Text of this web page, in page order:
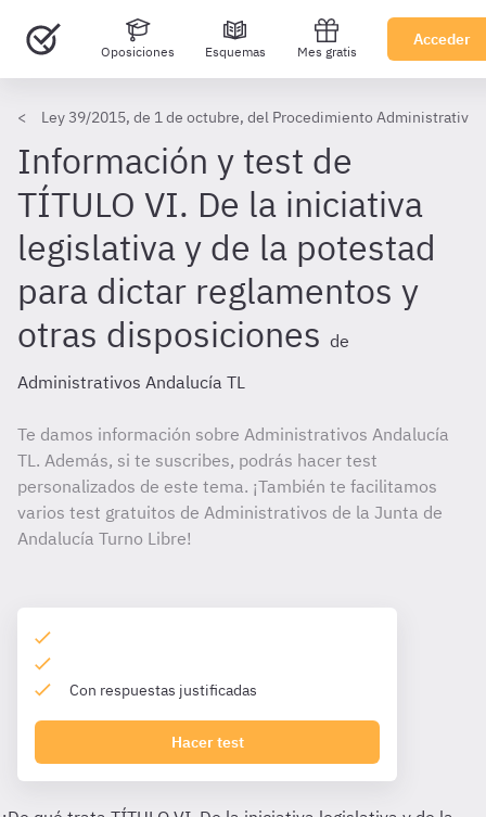
Oposiciones Esquemas Mes gratis
Acceder
Ley 39/2015, de 1 de octubre, del Procedimiento Administrativo
Información y test de
TÍTULO VI. De la iniciativa
legislativa y de la potestad
para dictar reglamentos y
otras disposiciones de
Administrativos Andalucía TL
Te damos información sobre Administrativos Andalucía
TL. Además, si te suscribes, podrás hacer test
personalizados de este tema. ¡También te facilitamos
varios test gratuitos de Administrativos de la Junta de
Andalucía Turno Libre!
Con respuestas justificadas
Hacer test